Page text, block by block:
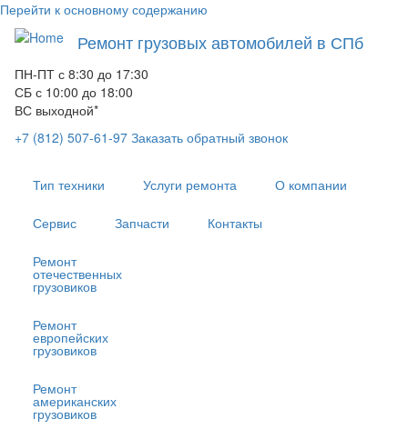
Перейти к основному содержанию
Ремонт грузовых автомобилей в СПб
ПН-ПТ с 8:30 до 17:30
СБ с 10:00 до 18:00
ВС выходной*
+7 (812) 507-61-97 Заказать обратный звонок
Тип техники Услуги ремонта О компании
Сервис Запчасти Контакты
Ремонт
отечественных
грузовиков
Ремонт
европейских
грузовиков
Ремонт
американских
грузовиков